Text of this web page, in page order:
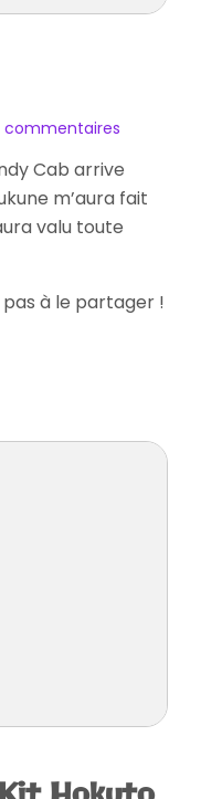
commentaires
Cab
J-
1
Cab arrive
m’aura fait
valu toute
à le partager !